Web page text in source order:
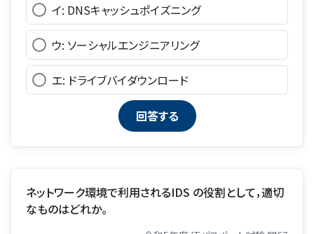
イ: DNSキャッシュポイズニング
ウ: ソーシャルエンジニアリング
エ: ドライブバイダウンロード
ネットワーク環境で利用されるIDS の役割として，適切
なものはどれか。